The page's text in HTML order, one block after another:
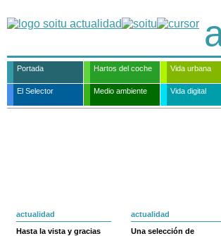
Portada Hartos del coche Vida urbana
El Selector Medio ambiente Vida digital
actualidad
Hasta la vista y gracias
actualidad
Una selección de